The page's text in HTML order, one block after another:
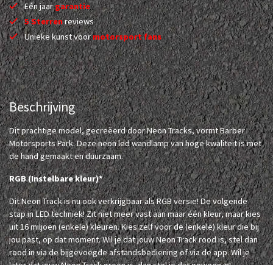
Eén jaargarantie
5 Sterrenreviews
Unieke kunst voormotorsport fans
Beschrijving
Dit prachtige model, gecreëerd door Neon Tracks, vormt Barber
Motorsports Park. Deze neon led wandlamp van hoge kwaliteit is met
de hand gemaakt en duurzaam.
RGB (Instelbare kleur)*
Dit Neon Track is nu ook verkrijgbaar als RGB versie! De volgende
stap in LED techniek! Zit niet meer vast aan maar één kleur, maar kies
uit 16 miljoen (enkele) kleuren. Kies zelf voor de (enkele) kleur die bij
jou past, op dat moment. Wil je dat jouw Neon Track rood is, stel dan
rood in via de bijgevoegde afstandsbediening of via de app. Wil je